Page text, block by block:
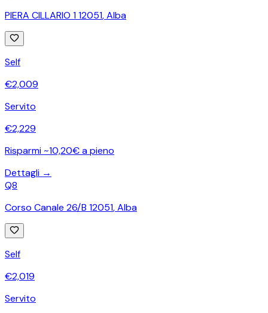
PIERA CILLARIO 1 12051,Alba
Self
€2,009
Servito
€2,229
Risparmi ~10,20€ a pieno
Dettagli →
Q8
Corso Canale 26/B 12051,Alba
Self
€2,019
Servito